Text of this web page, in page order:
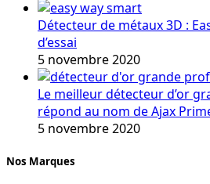
Détecteur de métaux 3D :
d’essai
5 novembre 2020
Le meilleur détecteur d’or
répond au nom de Ajax
5 novembre 2020
Nos Marques